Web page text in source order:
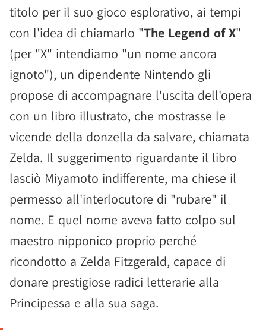
titolo per il suo gioco esplorativo, ai tempi
con l'idea di chiamarlo "The Legend of X"
(per "X" intendiamo "un nome ancora
ignoto"), un dipendente Nintendo gli
propose di accompagnare l'uscita dell'opera
con un libro illustrato, che mostrasse le
vicende della donzella da salvare, chiamata
Zelda. Il suggerimento riguardante il libro
lasciò Miyamoto indifferente, ma chiese il
permesso all'interlocutore di "rubare" il
nome. E quel nome aveva fatto colpo sul
maestro nipponico proprio perché
ricondotto a Zelda Fitzgerald, capace di
donare prestigiose radici letterarie alla
Principessa e alla sua saga.